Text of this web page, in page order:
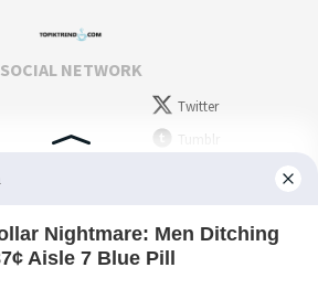
SOCIAL NETWORK
Twitter
Tumblr
Myspace
Youtube